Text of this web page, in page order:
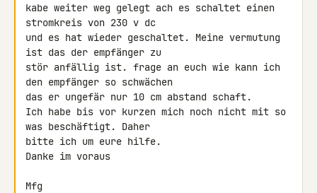
kabe weiter weg gelegt ach es schaltet einen
stromkreis von 230 v dc
und es hat wieder geschaltet. Meine vermutung
ist das der empfänger zu
stör anfällig ist. frage an euch wie kann ich
den empfänger so schwächen
das er ungefär nur 10 cm abstand schaft.
Ich habe bis vor kurzen mich noch nicht mit so
was beschäftigt. Daher
bitte ich um eure hilfe.
Danke im voraus
Mfg